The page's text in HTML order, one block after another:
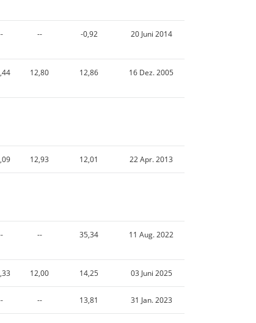
-- -0,92 20 Juni 2014
12,80 12,86 16 Dez. 2005
12,93 12,01 22 Apr. 2013
-- 35,34 11 Aug. 2022
12,00 14,25 03 Juni 2025
-- 13,81 31 Jan. 2023